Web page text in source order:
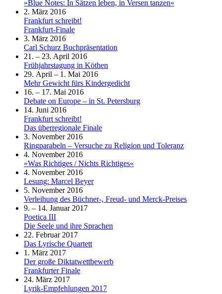
»Blue Notes: In Sätzen leben, in Versen tanzen«
2. März 2016
Frankfurt schreibt!
Frankfurt-Finale
3. März 2016
Carl Schurz Buchpräsentation
21. – 23. April 2016
Frühjahrstagung in Köthen
29. April – 1. Mai 2016
Mehr Gewicht fürs Kindergedicht
16. – 17. Mai 2016
Debate on Europe – in St. Petersburg
14. Juni 2016
Frankfurt schreibt!
Das überregionale Finale
3. November 2016
Ringparabeln – Versuche zu Religion und Toleranz
4. November 2016
»Was Richtiges / Nichts Richtiges«
4. November 2016
Lesung: Marcel Beyer
5. November 2016
Verleihung des Büchner-, Freud- und Merck-Preises
9. – 14. Januar 2017
Poetica III
Die Seele und ihre Sprachen
22. Februar 2017
Das Lyrische Quartett
1. März 2017
Der große Diktatwettbewerb
Frankfurter Finale
24. März 2017
Lyrik-Empfehlungen 2017